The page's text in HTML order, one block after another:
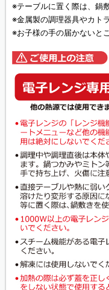
※テーブルに置く際は、鍋
※金属製の調理器具やカト
※お子様の手の届かないと